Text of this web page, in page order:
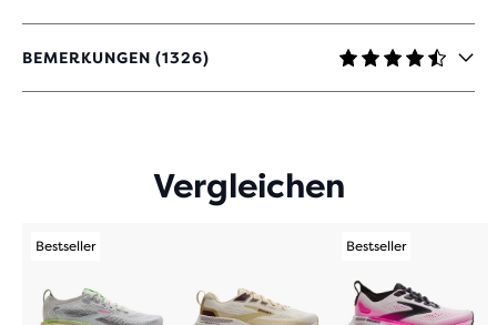
BEMERKUNGEN (1326)
4,4
VON
Vergleichen
Bestseller Bestseller